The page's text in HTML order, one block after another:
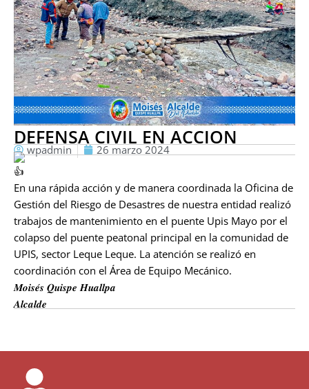
DEFENSA CIVIL EN ACCION
wpadmin 26 marzo 2024
En una rápida acción y de manera coordinada la Oficina de
Gestión del Riesgo de Desastres de nuestra entidad realizó
trabajos de mantenimiento en el puente Upis Mayo por el
colapso del puente peatonal principal en la comunidad de
UPIS, sector Leque Leque. La atención se realizó en
coordinación con el Área de Equipo Mecánico.
𝑴𝒐𝒊𝒔𝒆́𝒔 𝑸𝒖𝒊𝒔𝒑𝒆 𝑯𝒖𝒂𝒍𝒍𝒑𝒂
𝑨𝒍𝒄𝒂𝒍𝒅𝒆